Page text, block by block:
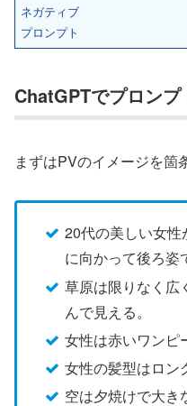
ネガティブ
プロンプト
ChatGPTでプロンプ
まずはPVのイメージを箇
20代の美しい女
に向かって後ろ姿
草原は限りなく広
んで見える。
女性は赤いワンピ
女性の髪型はロン
空は夕焼けで大き